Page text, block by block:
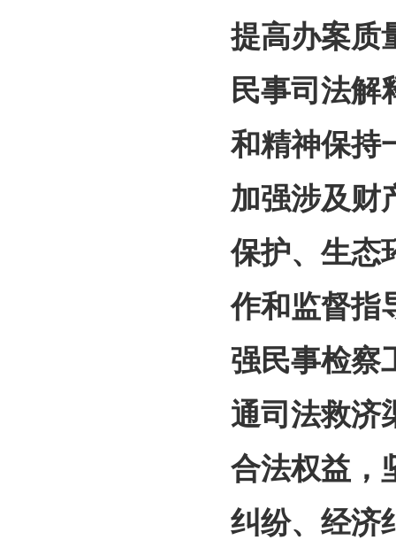
提高办案质
民事司法解
和精神保持
加强涉及财
保护、生态
作和监督指
强民事检察
通司法救济
合法权益，
纠纷、经济